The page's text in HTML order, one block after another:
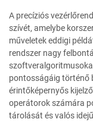
A precíziós
szívét, amelybe
műveletek eddigi
rendszer nagy
pontosságáig történő
érintőképernyős
operátorok számára
tárolását és valós